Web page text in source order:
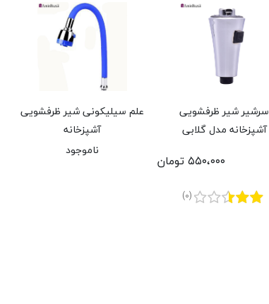
سرشیر شیر ظرفشویی
آشپزخانه مدل گلابی
۵۵۰،۰۰۰ تومان
(0)
علم سیلیکونی شیر ظرفشویی
آشپزخانه
ناموجود